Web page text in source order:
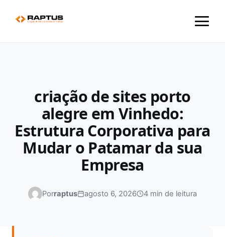
Menu
criação de sites porto
alegre em Vinhedo:
Estrutura Corporativa para
Mudar o Patamar da sua
Empresa
Porraptus agosto 6, 2026 4 min de leitura